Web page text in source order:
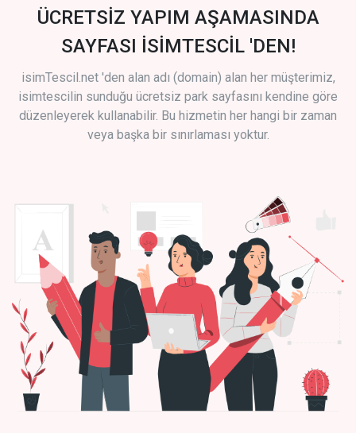
ÜCRETSİZ YAPIM AŞAMASINDA
SAYFASI İSİMTESCİL 'DEN!
isimTescil.net 'den alan adı (domain) alan her müşterimiz,
isimtescilin sunduğu ücretsiz park sayfasını kendine göre
düzenleyerek kullanabilir. Bu hizmetin her hangi bir zaman
veya başka bir sınırlaması yoktur.